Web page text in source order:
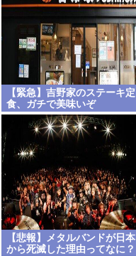
【緊急】吉野家のステーキ定
食、ガチで美味いぞ
【悲報】メタルバンドが日本
から死滅した理由ってなに？